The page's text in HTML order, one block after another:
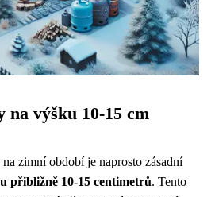
výšku 10-15 cm
zimní období je naprosto zásadní
přibližně 10-15 centimetrů. Tento